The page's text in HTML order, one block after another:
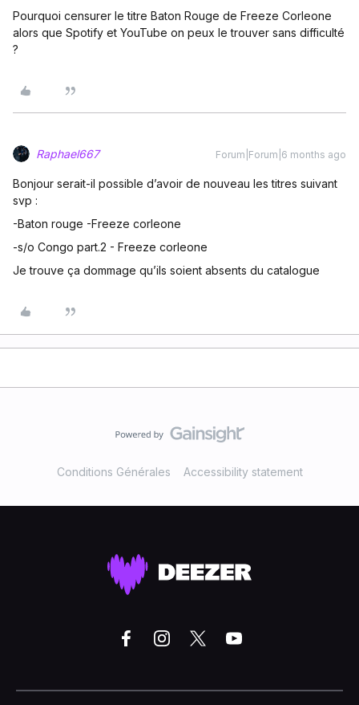
Pourquoi censurer le titre Baton Rouge de Freeze Corleone
alors que Spotify et YouTube on peux le trouver sans difficulté
?
Raphael667 Forum|Forum|6 months ago
Bonjour serait-il possible d’avoir de nouveau les titres suivant
svp :
-Baton rouge -Freeze corleone
-s/o Congo part.2 - Freeze corleone
Je trouve ça dommage qu’ils soient absents du catalogue
Conditions Générales Accessibility statement